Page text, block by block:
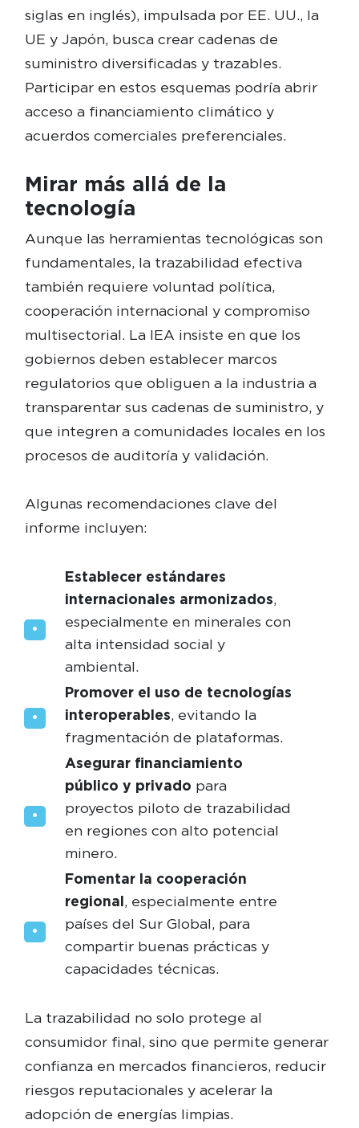
siglas en inglés), impulsada por EE. UU., la
UE y Japón, busca crear cadenas de
suministro diversificadas y trazables.
Participar en estos esquemas podría abrir
acceso a financiamiento climático y
acuerdos comerciales preferenciales.
Mirar más allá de la
tecnología
Aunque las herramientas tecnológicas son
fundamentales, la trazabilidad efectiva
también requiere voluntad política,
cooperación internacional y compromiso
multisectorial. La IEA insiste en que los
gobiernos deben establecer marcos
regulatorios que obliguen a la industria a
transparentar sus cadenas de suministro, y
que integren a comunidades locales en los
procesos de auditoría y validación.
Algunas recomendaciones clave del
informe incluyen:
Establecer estándares
internacionales armonizados,
especialmente en minerales con
alta intensidad social y
ambiental.
Promover el uso de tecnologías
interoperables, evitando la
fragmentación de plataformas.
Asegurar financiamiento
público y privado para
proyectos piloto de trazabilidad
en regiones con alto potencial
minero.
Fomentar la cooperación
regional, especialmente entre
países del Sur Global, para
compartir buenas prácticas y
capacidades técnicas.
La trazabilidad no solo protege al
consumidor final, sino que permite generar
confianza en mercados financieros, reducir
riesgos reputacionales y acelerar la
adopción de energías limpias.